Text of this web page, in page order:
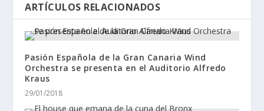
ARTÍCULOS RELACIONADOS
Pasión Española de la Gran Canaria Wind
Orchestra se presenta en el Auditorio Alfredo
Kraus
29/01/2018